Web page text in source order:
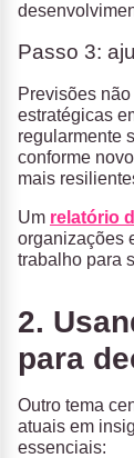
Passo 3:
Previsões
estratégicas
regularmente
conforme
mais
Um relatório
organizações
trabalho para
2.
para
Outro tema
atuais em
essenciais: